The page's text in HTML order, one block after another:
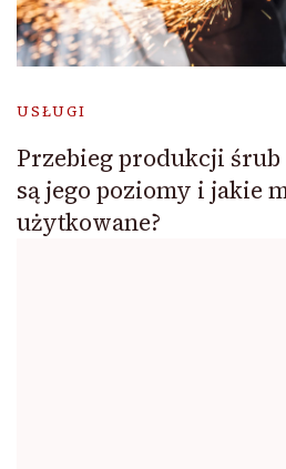
USŁUGI
Przebieg produkcji
są jego poziomy i jakie
użytkowane?